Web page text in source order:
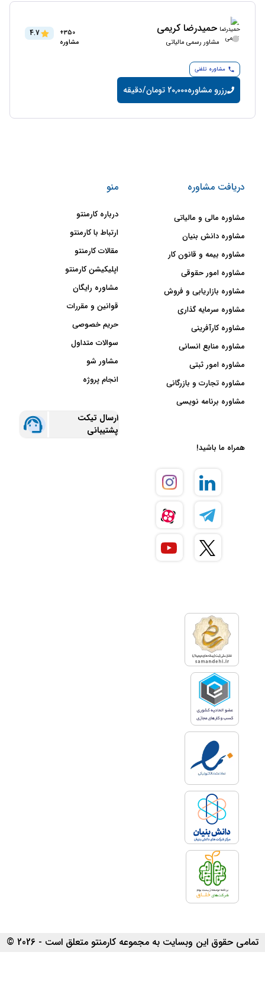
حمیدرضا کریمی
مشاور رسمی مالیاتی
350+
مشاوره
4.7
مشاوره تلفنی
رزرو مشاوره20,000 تومان/دقیقه
دریافت مشاوره
مشاوره مالی و مالیاتی
مشاوره دانش بنیان
مشاوره بیمه و قانون کار
مشاوره امور حقوقی
مشاوره بازاریابی و فروش
مشاوره سرمایه گذاری
مشاوره کارآفرینی
مشاوره منابع انسانی
مشاوره امور ثبتی
مشاوره تجارت و بازرگانی
مشاوره برنامه نویسی
منو
درباره کارمنتو
ارتباط با کارمنتو
مقالات کارمنتو
اپلیکیشن کارمنتو
مشاوره رایگان
قوانین و مقررات
حریم خصوصی
سوالات متداول
مشاور شو
انجام پروژه
ارسال تیکت
پشتیبانی
همراه ما باشید!
تمامی حقوق این وبسایت به مجموعه کارمنتو متعلق است - 2026 ©